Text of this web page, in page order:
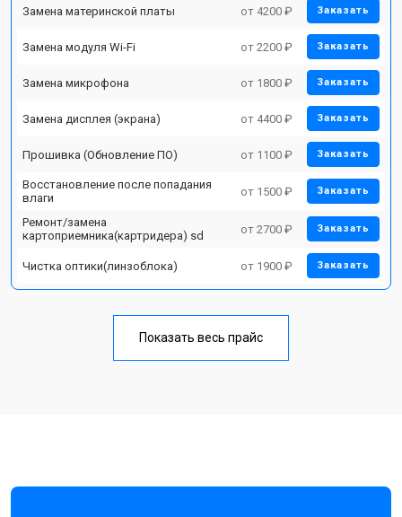
Замена материнской платы от 4200 ₽ Заказать
Замена модуля Wi-Fi от 2200 ₽ Заказать
Замена микрофона от 1800 ₽ Заказать
Замена дисплея (экрана) от 4400 ₽ Заказать
Прошивка (Обновление ПО) от 1100 ₽ Заказать
Восстановление после попадания
влаги
от 1500 ₽ Заказать
Ремонт/замена
картоприемника(картридера) sd
от 2700 ₽ Заказать
Чистка оптики(линзоблока) от 1900 ₽ Заказать
Показать весь прайс